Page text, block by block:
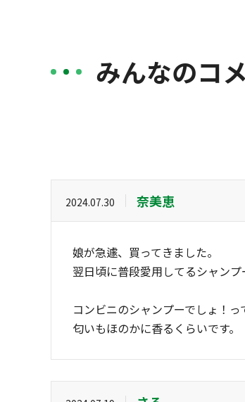
みんなのコ
2024.07.30 奈美恵
娘が急遽、買ってきました。
翌日頃に普段愛用してるシャンプ
コンビニのシャンプーでしょ！
匂いもほのかに香るくらいです。